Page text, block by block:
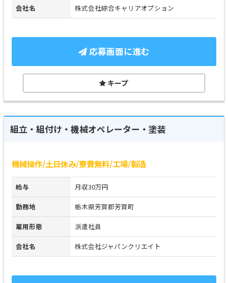
会社名 株式会社綜合キャリアオプション
応募画面に進む
キープ
組立・組付け・機械オペレーター・塗装
機械操作/土日休み/寮費無料/工場/製造
給与 月収30万円
勤務地 栃木県芳賀郡芳賀町
雇用形態 派遣社員
会社名 株式会社ジャパンクリエイト